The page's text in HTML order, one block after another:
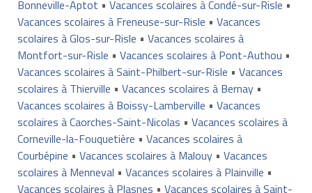
Bonneville-Aptot • Vacances scolaires à Condé-sur-Risle •
Vacances scolaires à Freneuse-sur-Risle • Vacances
scolaires à Glos-sur-Risle • Vacances scolaires à
Montfort-sur-Risle • Vacances scolaires à Pont-Authou •
Vacances scolaires à Saint-Philbert-sur-Risle • Vacances
scolaires à Thierville • Vacances scolaires à Bernay•
Vacances scolaires à Boissy-Lamberville • Vacances
scolaires à Caorches-Saint-Nicolas • Vacances scolaires à
Corneville-la-Fouquetière • Vacances scolaires à
Courbépine • Vacances scolaires à Malouy• Vacances
scolaires à Menneval • Vacances scolaires à Plainville •
Vacances scolaires à Plasnes • Vacances scolaires à Saint-